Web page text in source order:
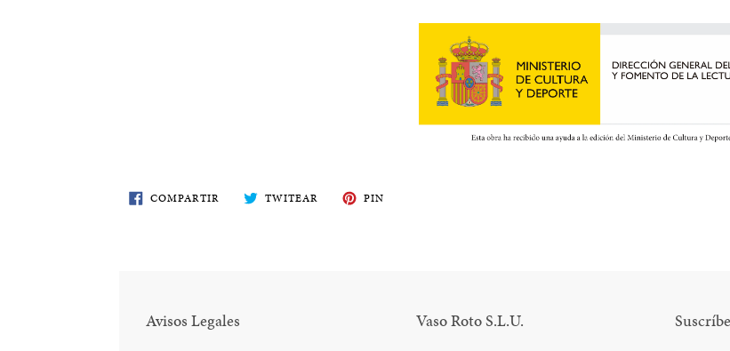
COMPARTIR COMPARTETWITEAR TWITEA
EN
PINPIN
Avisos Legales
Vaso Roto S.L.U.